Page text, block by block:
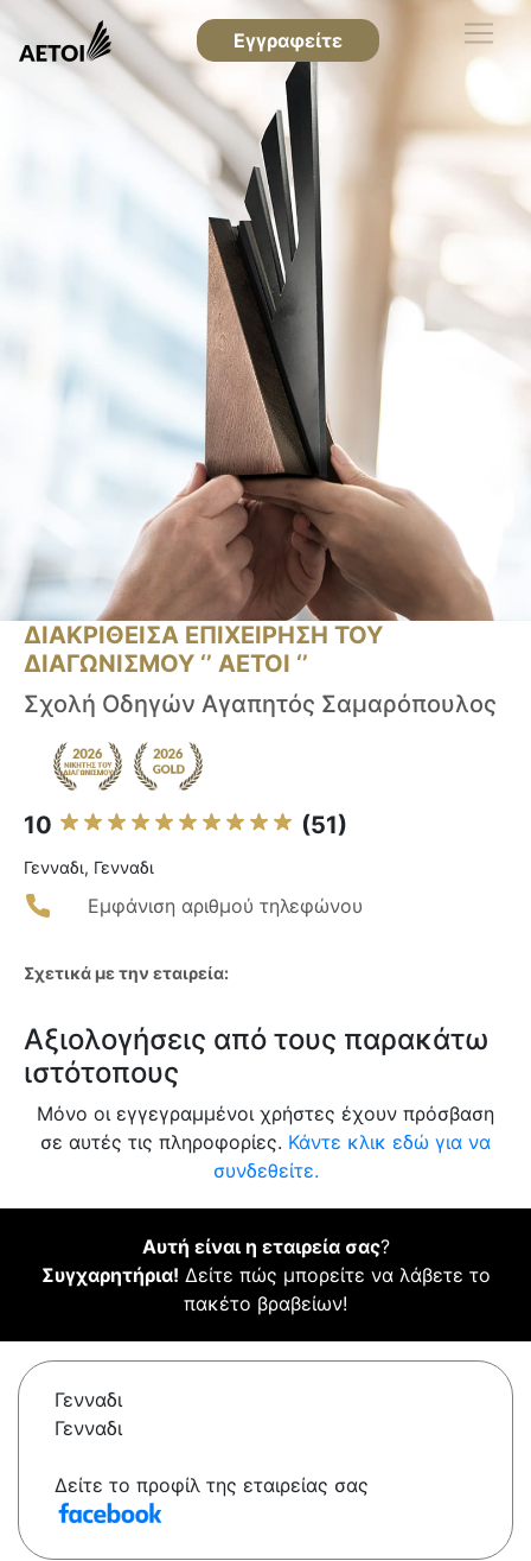
Εγγραφείτε
ΔΙΑΚΡΙΘΕΙΣΑ ΕΠΙΧΕΙΡΗΣΗ ΤΟΥ
ΔΙΑΓΩΝΙΣΜΟΥ ‘’ ΑΕΤΟΙ ‘’
Σχολή Οδηγών Αγαπητός Σαμαρόπουλος
10 (51)
Γενναδι, Γενναδι
Εμφάνιση αριθμού τηλεφώνου
Σχετικά με την εταιρεία:
Αξιολογήσεις από τους παρακάτω
ιστότοπους
Μόνο οι εγγεγραμμένοι χρήστες έχουν πρόσβαση
σε αυτές τις πληροφορίες. Κάντε κλικ εδώ για να
συνδεθείτε.
Αυτή είναι η εταιρεία σας?
Συγχαρητήρια! Δείτε πώς μπορείτε να λάβετε το
πακέτο βραβείων!
Γενναδι
Γενναδι
Δείτε το προφίλ της εταιρείας σας